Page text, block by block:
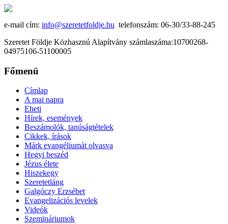
e-mail cím: info@szeretetfoldje.hu telefonszám: 06-30/33-88-245
Szeretet Földje Közhasznú Alapítvány számlaszáma:10700268-
04975106-51100005
Főmenü
Címlap
A mai napra
Eheti
Hírek, események
Beszámolók, tanúságtételek
Cikkek, írások
Márk evangéliumát olvasva
Hegyi beszéd
Jézus élete
Hiszekegy
Szeretetláng
Galgóczy Erzsébet
Evangelizációs levelek
Videók
Szemináriumok